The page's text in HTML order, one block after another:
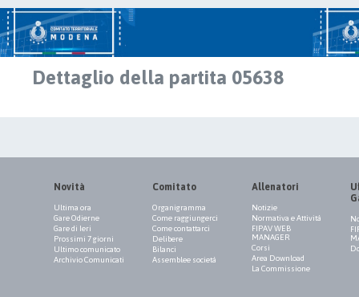
Dettaglio della partita 05638
Novità
Ultima ora
Gare Odierne
Gare di Ieri
Prossimi 7 giorni
Ultimo comunicato
Archivio Comunicati
Comitato
Organigramma
Come raggiungerci
Come contattarci
Delibere
Bilanci
Assemblee società
Allenatori
Notizie
Normativa e Attività
FIPAV WEB
MANAGER
Corsi
Area Download
La Commissione